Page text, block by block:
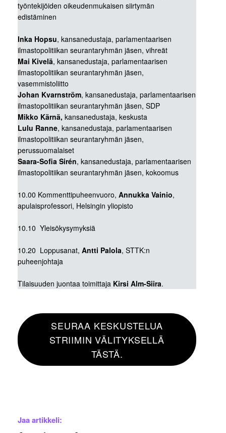
työntekijöiden oikeudenmukaisen siirtymän
edistäminen
Inka Hopsu, kansanedustaja, parlamentaarisen
ilmastopolitiikan seurantaryhmän jäsen, vihreät
Mai Kivelä, kansanedustaja, parlamentaarisen
ilmastopolitiikan seurantaryhmän jäsen,
vasemmistoliitto
Johan Kvarnström, kansanedustaja, parlamentaarisen
ilmastopolitiikan seurantaryhmän jäsen, SDP
Mikko Kärnä, kansanedustaja, keskusta
Lulu Ranne, kansanedustaja, parlamentaarisen
ilmastopolitiikan seurantaryhmän jäsen,
perussuomalaiset
Saara-Sofia Sirén, kansanedustaja, parlamentaarisen
ilmastopolitiikan seurantaryhmän jäsen, kokoomus
10.00 Kommenttipuheenvuoro, Annukka Vainio,
apulaisprofessori, Helsingin yliopisto
10.10 Yleisökysymyksiä
10.20 Loppusanat, Antti Palola, STTK:n
puheenjohtaja
Tilaisuuden juontaa toimittaja Kirsi Alm-Siira.
SEURAA KESKUSTELUA
STRIIMIN VÄLITYKSELLÄ
TÄSTÄ.
Jaa artikkeli: